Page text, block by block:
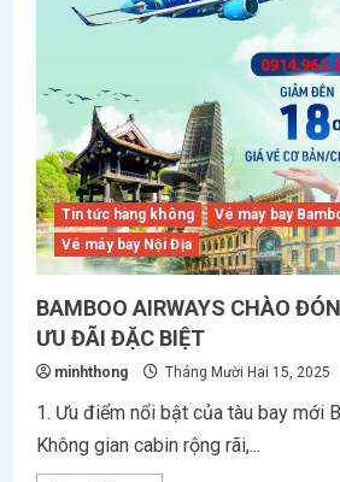
Tin tức hàng không
Vé máy bay
Vé máy bay Nội Địa
BAMBOO AIRWAYS CHÀO
ƯU ĐÃI ĐẶC BIỆT
minhthong Tháng Mười Hai 15, 2025
1. Ưu điểm nổi bật của tàu bay mới
Không gian cabin rộng rãi,...